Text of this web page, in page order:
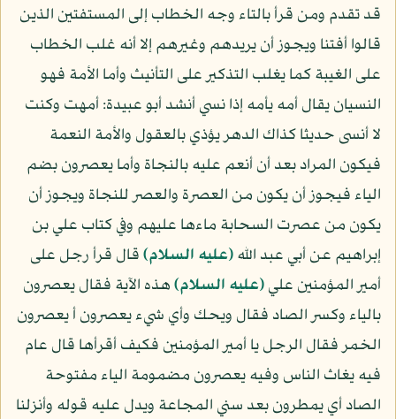
قد تقدم ومن قرأ بالتاء وجه الخطاب إلى المستفتين الذين
قالوا أفتنا ويجوز أن يريدهم وغيرهم إلا أنه غلب الخطاب
على الغيبة كما يغلب التذكير على التأنيث وأما الأمة فهو
النسيان يقال أمه يأمه إذا نسي أنشد أبو عبيدة: أمهت وكنت
لا أنسى حديثا كذاك الدهر يؤذي بالعقول والأمة النعمة
فيكون المراد بعد أن أنعم عليه بالنجاة وأما يعصرون بضم
الياء فيجوز أن يكون من العصرة والعصر للنجاة ويجوز أن
يكون من عصرت السحابة ماءها عليهم وفي كتاب علي بن
إبراهيم عن أبي عبد الله(عليه السلام)قال قرأ رجل على
أمير المؤمنين علي(عليه السلام)هذه الآية فقال يعصرون
بالياء وكسر الصاد فقال ويحك وأي شيء يعصرون أ يعصرون
الخمر فقال الرجل يا أمير المؤمنين فكيف أقرأها قال عام
فيه يغاث الناس وفيه يعصرون مضمومة الياء مفتوحة
الصاد أي يمطرون بعد سني المجاعة ويدل عليه قوله وأنزلنا